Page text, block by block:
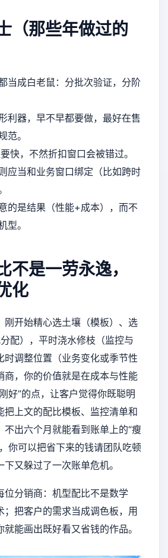
（那些年做过的
当成白老鼠：分批次验证，分阶
利器，早不早都要做，最好在售
范。
快，不然折扣窗口会被错过。
应当和业务窗口绑定（比如跨时
的是结果（性能+成本），而不
型。
不是一劳永逸，
化
刚开始精心选土壤（模板）、选
配），平时浇水修枝（监控与
时调整位置（业务变化或季节性
商，你的价值就是在成本与性能
好”的点，让客户觉得你既聪明
把上文的配比模板、监控清单和
不出六个月就能看到账单上的“瘦
你可以把省下来的钱请团队吃顿
又躲过了一次账单危机。
位分销商：机型配比不是数学
；把客户的需求当成调色板，用
能画出既好看又省钱的作品。